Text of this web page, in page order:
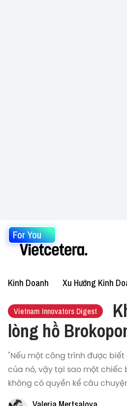
For You
Kinh Doanh Xu Hướng Kinh
Vietnam Innovators Digest
lòng hồ
"Nếu một công trình được
của nó, vậy tại sao một chiếc
không có quyền kể câu